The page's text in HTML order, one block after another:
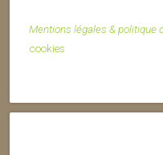
Mentions légales & politique
cookies